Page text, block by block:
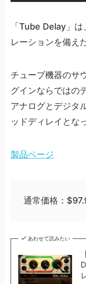
「Tube Delay」
レーションを備え
チューブ機器のサ
グインならではの
アナログとデジタ
ッドディレイとな
製品ページ
通常価格：
あわせて読みたい